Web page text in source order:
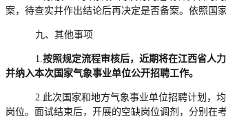
案，待查实并作出结论后再决定是否备案。依照国
九、其他事项
1.按照规定流程审核后，近期将在江西省人
并纳入本次国家气象事业单位公开招聘工作。
2.此次国家和地方气象事业单位招聘计划，
岗位。面试结束后，开展的空缺岗位调剂，分别在